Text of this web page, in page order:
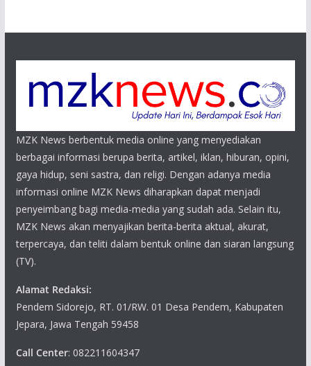
MZK News berbentuk media online yang menyediakan
berbagai informasi berupa berita, artikel, iklan, hiburan, opini,
gaya hidup, seni sastra, dan religi. Dengan adanya media
informasi online MZK News diharapkan dapat menjadi
penyeimbang bagi media-media yang sudah ada. Selain itu,
MZK News akan menyajikan berita-berita aktual, akurat,
terpercaya, dan teliti dalam bentuk online dan siaran langsung
(TV).
Alamat Redaksi:
Pendem Sidorejo, RT. 01/RW. 01 Desa Pendem, Kabupaten
Jepara, Jawa Tengah 59458
Call Center: 082211604347